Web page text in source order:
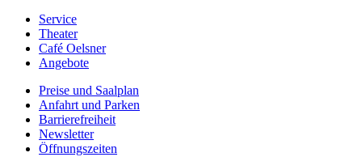
Service
Theater
Café Oelsner
Angebote
Preise und Saalplan
Anfahrt und Parken
Barrierefreiheit
Newsletter
Öffnungszeiten